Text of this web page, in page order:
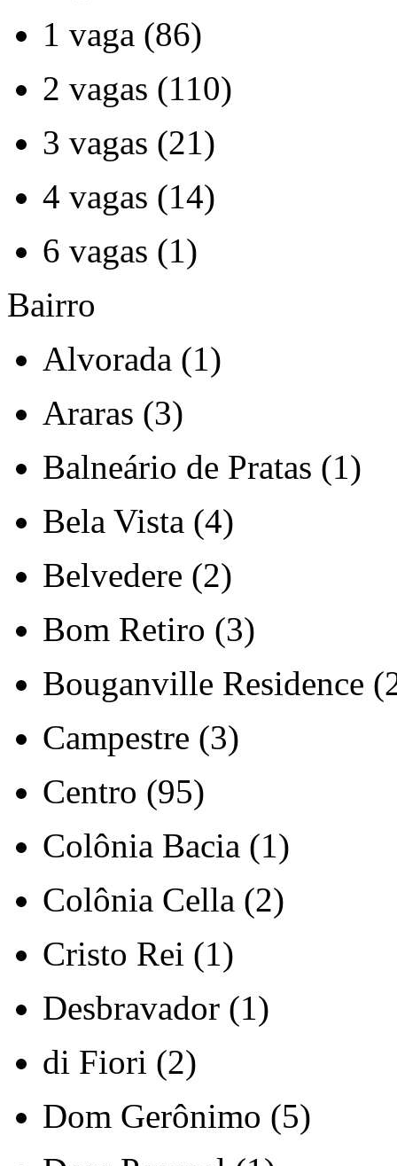
1 vaga (86)
2 vagas (110)
3 vagas (21)
4 vagas (14)
6 vagas (1)
Bairro
Alvorada (1)
Araras (3)
Balneário de Pratas (1)
Bela Vista (4)
Belvedere (2)
Bom Retiro (3)
Bouganville Residence
Campestre (3)
Centro (95)
Colônia Bacia (1)
Colônia Cella (2)
Cristo Rei (1)
Desbravador (1)
di Fiori (2)
Dom Gerônimo (5)